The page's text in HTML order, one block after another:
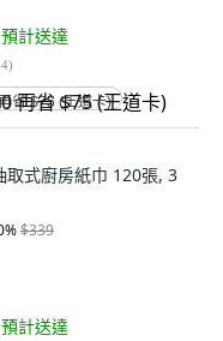
預計送達
)
省 $75 (王道卡)
取式廚房紙巾 120張, 3
%$339
預計送達